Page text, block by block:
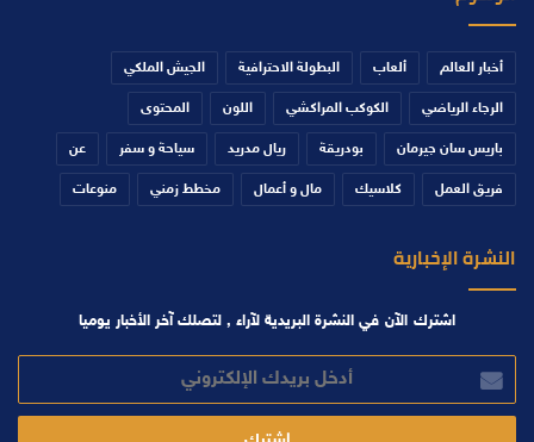
أخبار العالم ألعاب البطولة الاحترافية الجيش الملكي
الرجاء الرياضي الكوكب المراكشي اللون المحتوى
باريس سان جيرمان بودريقة ريال مدريد سياحة و سفر عن
فريق العمل كلاسيك مال و أعمال مخطط زمني منوعات
النشرة الإخبارية
اشترك الآن في النشرة البريدية لآراء , لتصلك آخر الأخبار يوميا
بريدك
الإلكتروني